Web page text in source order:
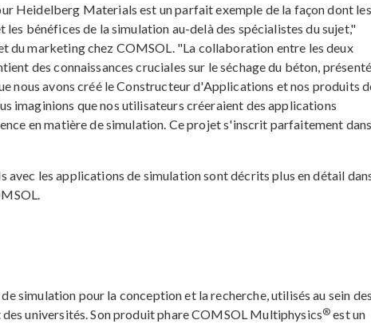
Heidelberg Materials est un parfait exemple de la façon dont les
bénéfices de la simulation au-delà des spécialistes du sujet,"
du marketing chez COMSOL. "La collaboration entre les deux
des connaissances cruciales sur le séchage du béton,
nous avons créé le Constructeur d'Applications et nos produits
imaginions que nos utilisateurs créeraient des applications
en matière de simulation. Ce projet s'inscrit parfaitement dans
les applications de simulation sont décrits plus en détail
simulation pour la conception et la recherche, utilisés au sein des
universités. Son produit phare COMSOL Multiphysics® est un